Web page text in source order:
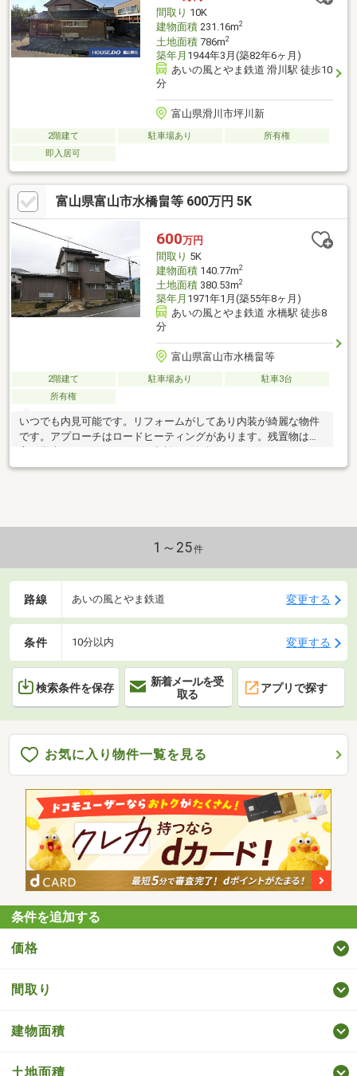
間取り 10K
建物面積231.16m2
土地面積786m2
築年月 1944年3月(築82年6ヶ月)
あいの風とやま鉄道 滑川駅 徒歩10
分
富山県滑川市坪川新
2階建て 駐車場あり
所有権
即入居可
富山県富山市水橋畠等 600万円 5K
600万円
間取り 5K
建物面積140.77m2
土地面積380.53m2
築年月 1971年1月(築55年8ヶ月)
あいの風とやま鉄道 水橋駅 徒歩8
分
富山県富山市水橋畠等
2階建て 駐車場あり
駐車3台
所有権
いつでも内見可能です。リフォームがしてあり内装が綺麗な物件
です。アプローチはロードヒーティングがあります。残置物は売
1～25件
路線 あいの風とやま鉄道 変更する
条件 10分以内 変更する
検索条件を保存
新着メールを受
取る
アプリで探す
お気に入り物件一覧を見る
条件を追加する
価格
間取り
建物面積
土地面積